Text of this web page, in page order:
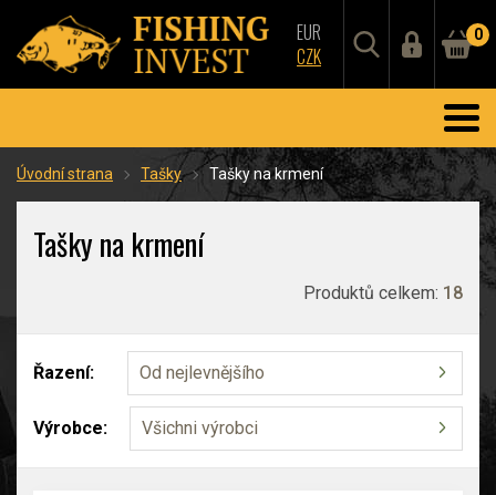
EUR
CZK
0
Úvodní strana Tašky Tašky na krmení
Tašky na krmení
Produktů celkem: 18
Řazení: Od nejlevnějšího
Výrobce: Všichni výrobci